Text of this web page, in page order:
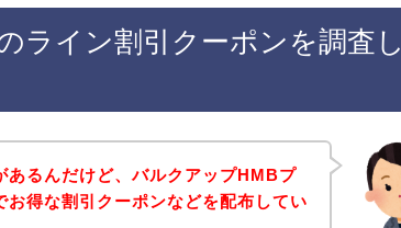
ライン割引クーポンを調査し
あるんだけど、バルクアップHMBプ
お得な割引クーポンなどを配布してい